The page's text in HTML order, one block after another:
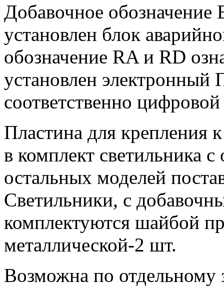
Добавочное обозначение
установлен блок
обозначение RA и RD
установлен электронный
соответственно
Пластина для крепления
в комплект светильника
остальных моделей
Светильники, с
комплектуются шайбой
металлической-2 шт.
Возможна по отдельному